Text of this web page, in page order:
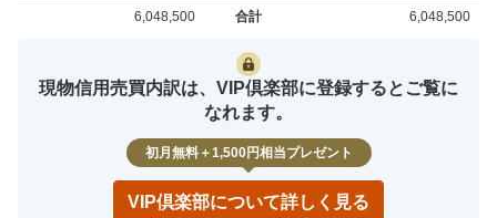
合計
6,048,500 6,048,500
現物信用売買内訳は、VIP倶楽部に登録するとご覧に
なれます。
初月無料＋1,500円相当プレゼント
VIP倶楽部について詳しく見る